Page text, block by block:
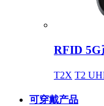
RFID 5G
T2X T2
可穿戴产品